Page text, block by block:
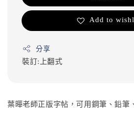
Add to
分享
裝訂:上翻式
葉曄老師正版字帖，可用鋼筆、鉛筆